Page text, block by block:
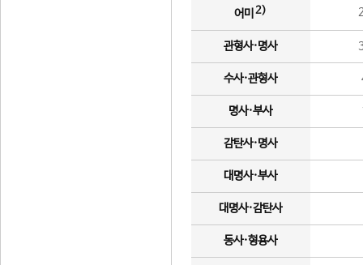
어미 2)
관형사·명사
수사·관형사
명사·부사
감탄사·명사
대명사·부사
대명사·감탄사
동사·형용사